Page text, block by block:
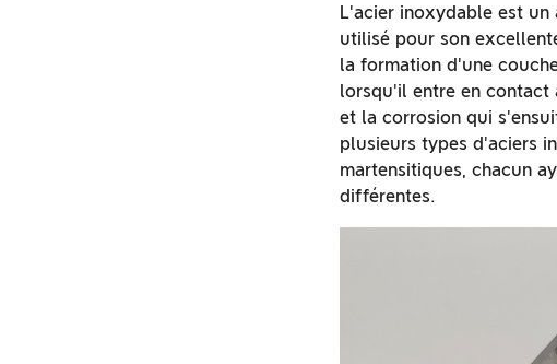
L'acier inoxydable est un
utilisé pour son
la formation d'une
lorsqu'il entre en
et la corrosion qui
plusieurs types d'aciers
martensitiques, chacun
différentes.